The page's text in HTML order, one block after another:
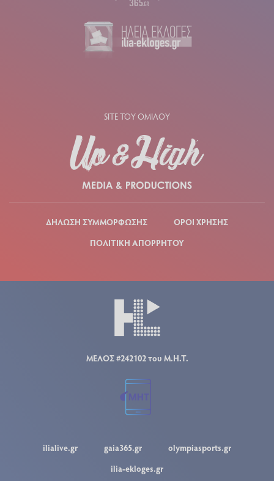
SITE ΤΟΥ ΟΜΙΛΟΥ
ΔΗΛΩΣΗ ΣΥΜΜΟΡΦΩΣΗΣ
ΟΡΟΙ ΧΡΗΣΗΣ
ΠΟΛΙΤΙΚΗ ΑΠΟΡΡΗΤΟΥ
ΜΕΛΟΣ #242102 του Μ.Η.Τ.
ilialive.gr gaia365.gr
olympiasports.gr
ilia-ekloges.gr